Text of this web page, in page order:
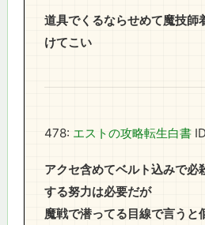
道具でくるならせめて魔技師
けてこい
478: エストの攻略転生白書
アクセ含めてベルト込みで必
する努力は必要だが
魔戦で潜ってる目線で言うと